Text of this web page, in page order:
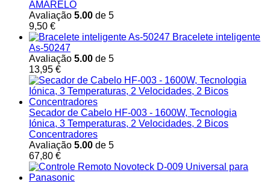
AMARELO
Avaliação 5.00 de 5
9,50 €
Bracelete inteligente
As-50247
Avaliação 5.00 de 5
13,95 €
Secador de Cabelo HF-003 - 1600W, Tecnologia
Iónica, 3 Temperaturas, 2 Velocidades, 2 Bicos
Concentradores
Avaliação 5.00 de 5
67,80 €